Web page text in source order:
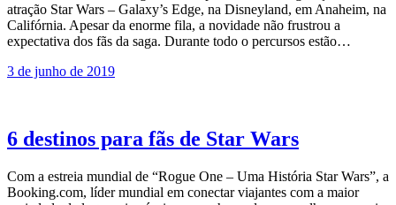
atração Star Wars – Galaxy’s Edge, na Disneyland, em Anaheim, na
Califórnia. Apesar da enorme fila, a novidade não frustrou a
expectativa dos fãs da saga. Durante todo o percursos estão…
3 de junho de 2019
6 destinos para fãs de Star Wars
Com a estreia mundial de “Rogue One – Uma História Star Wars”, a
Booking.com, líder mundial em conectar viajantes com a maior